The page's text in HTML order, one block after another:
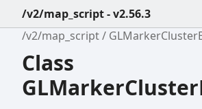
/v2/map_script - v2.56.3
/v2/map_script
Class